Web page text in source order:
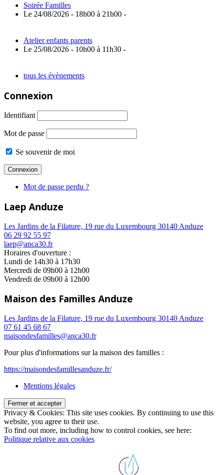
Soirée Familles
Le 24/08/2026 - 18h00 à 21h00 -
Atelier enfants parents
Le 25/08/2026 - 10h00 à 11h30 -
tous les évènements
Connexion
Identifiant
Mot de passe
Se souvenir de moi
Mot de passe perdu ?
Laep Anduze
Les Jardins de la Filature, 19 rue du Luxembourg 30140 Anduze
06 29 92 55 97
laep@anca30.fr
Horaires d'ouverture :
Lundi de 14h30 à 17h30
Mercredi de 09h00 à 12h00
Vendredi de 09h00 à 12h00
Maison des Familles Anduze
Les Jardins de la Filature, 19 rue du Luxembourg 30140 Anduze
07 61 45 68 67
maisondesfamilles@anca30.fr
Pour plus d'informations sur la maison des familles :
https://maisondesfamillesanduze.fr/
Mentions légales
Privacy & Cookies: This site uses cookies. By continuing to use this
website, you agree to their use.
To find out more, including how to control cookies, see here:
Politique relative aux cookies